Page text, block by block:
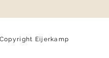
Eijerkamp